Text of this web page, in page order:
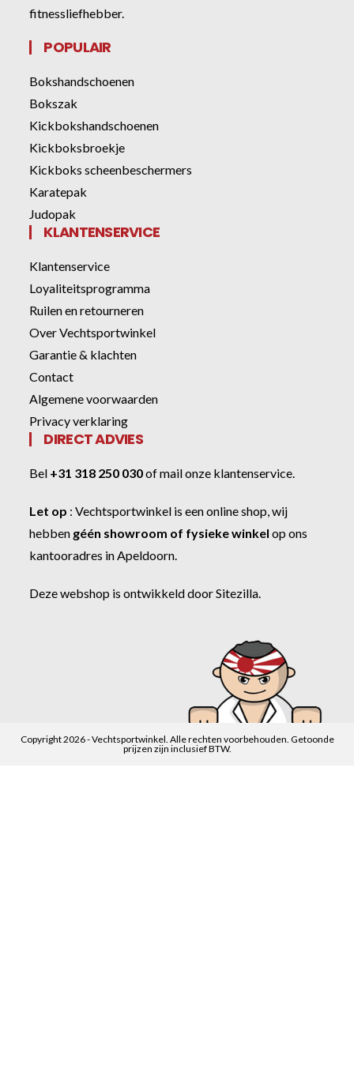
fitnessliefhebber.
POPULAIR
Bokshandschoenen
Bokszak
Kickbokshandschoenen
Kickboksbroekje
Kickboks scheenbeschermers
Karatepak
Judopak
KLANTENSERVICE
Klantenservice
Loyaliteitsprogramma
Ruilen en retourneren
Over Vechtsportwinkel
Garantie & klachten
Contact
Algemene voorwaarden
Privacy verklaring
DIRECT ADVIES
Bel +31 318 250 030ofmail onze klantenservice.
Let op :Vechtsportwinkel is een online shop, wij
hebben géén showroom of fysieke winkel op ons
kantooradres in Apeldoorn.
Deze webshop is ontwikkeld doorSitezilla.
Copyright 2026 - Vechtsportwinkel. Alle rechten voorbehouden. Getoonde
prijzen zijn inclusief BTW.